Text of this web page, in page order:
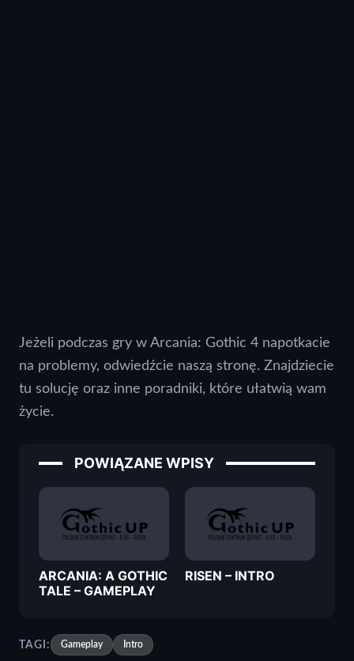
Jeżeli podczas gry w Arcania: Gothic 4 napotkacie
na problemy, odwiedźcie naszą stronę. Znajdziecie
tu solucję oraz inne poradniki, które ułatwią wam
życie.
POWIĄZANE WPISY
ARCANIA: A GOTHIC
TALE – GAMEPLAY
RISEN – INTRO
TAGI: Gameplay Intro